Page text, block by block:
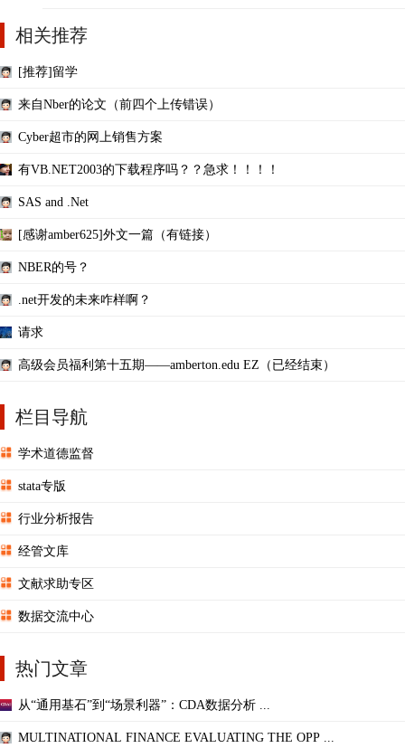
相关推荐
[推荐]留学
来自Nber的论文（前四个上传错误）
Cyber超市的网上销售方案
有VB.NET2003的下载程序吗？？急求！！！！
SAS and .Net
[感谢amber625]外文一篇（有链接）
NBER的号？
.net开发的未来咋样啊？
请求
高级会员福利第十五期——amberton.edu EZ（已经结束）
栏目导航
学术道德监督
stata专版
行业分析报告
经管文库
文献求助专区
数据交流中心
热门文章
从“通用基石”到“场景利器”：CDA数据分析 ...
MULTINATIONAL FINANCE EVALUATING THE OPP ...